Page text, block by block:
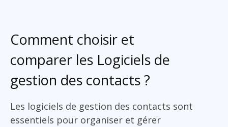
Comment choisir et
comparer les Logiciels de
gestion des contacts ?
Les logiciels de gestion des contacts sont
essentiels pour organiser et gérer